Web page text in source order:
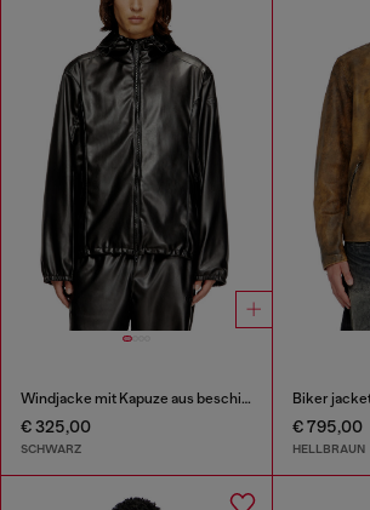
Windjacke mit Kapuze aus beschichtetem Stoff
€ 325,00
SCHWARZ
€ 795,00
HELLBRAUN